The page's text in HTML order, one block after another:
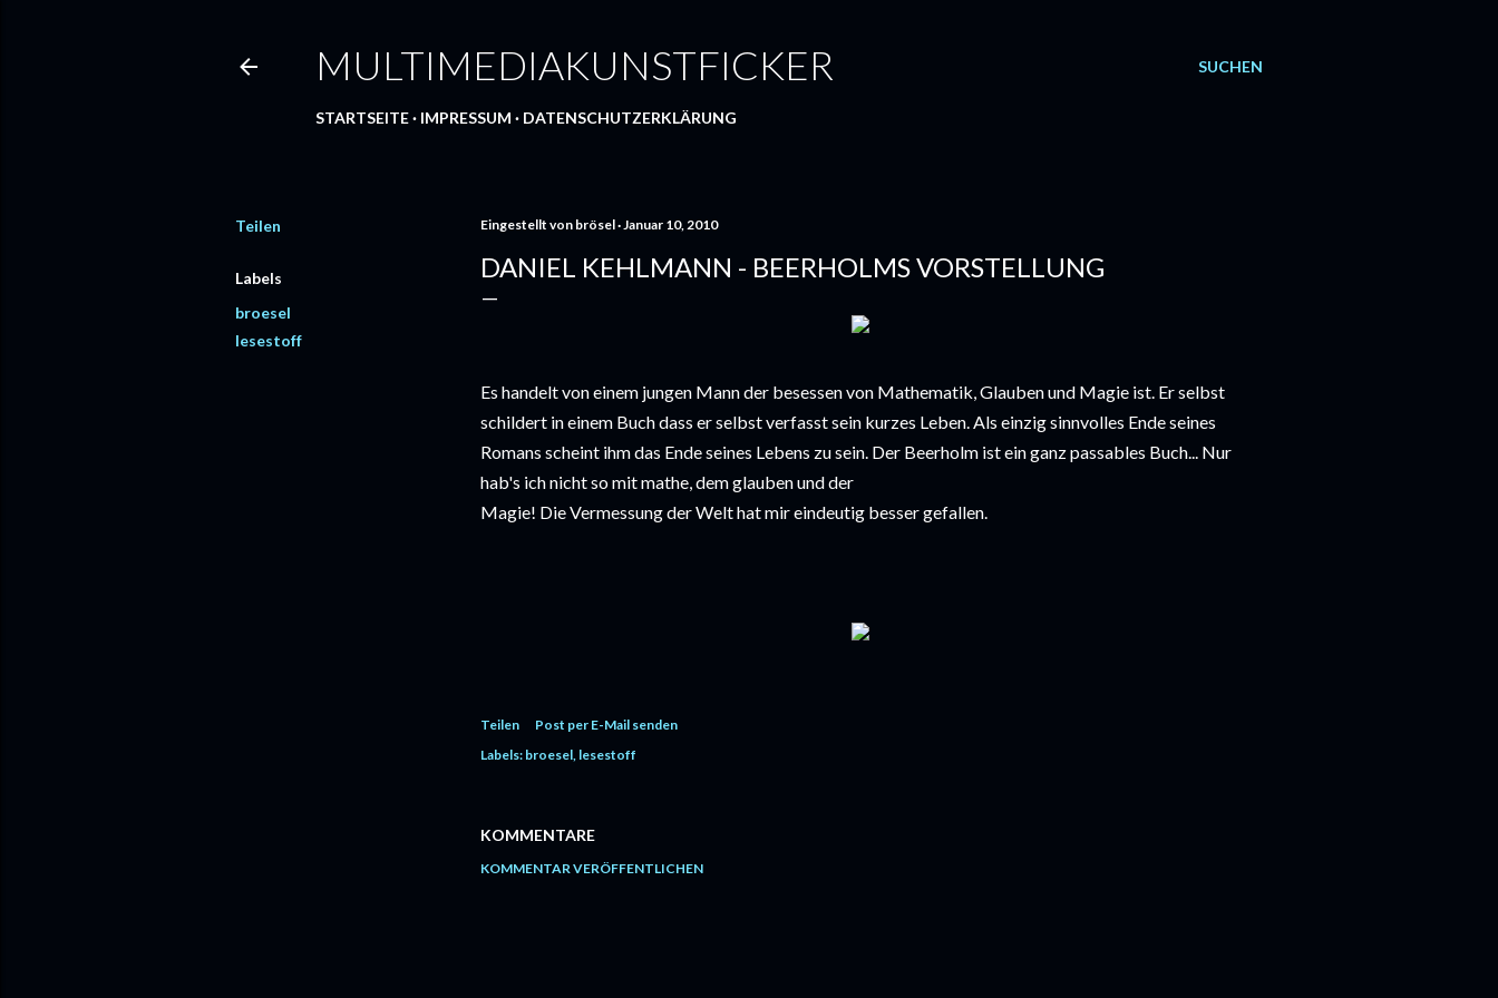
SUCHEN
MULTIMEDIAKUNSTFICKER
STARTSEITE IMPRESSUM DATENSCHUTZERKLÄRUNG
Teilen
Labels
broesel
lesestoff
Eingestellt von brösel Januar 10, 2010
DANIEL KEHLMANN - BEERHOLMS VORSTELLUNG
Es handelt von einem jungen Mann der besessen von Mathematik, Glauben und Magie ist. Er selbst
schildert in einem Buch dass er selbst verfasst sein kurzes Leben. Als einzig sinnvolles Ende seines
Romans scheint ihm das Ende seines Lebens zu sein. Der Beerholm ist ein ganz passables Buch... Nur
hab's ich nicht so mit mathe, dem glauben und der
Magie! Die Vermessung der Welt hat mir eindeutig besser gefallen.
Teilen
Post per E-Mail senden
Labels: broesel lesestoff
KOMMENTARE
KOMMENTAR VERÖFFENTLICHEN